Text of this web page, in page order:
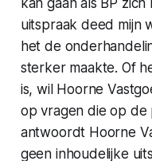
uitspraak deed mijn
het de
sterker maakte. Of
is, wil Hoorne
op vragen die op de
antwoordt Hoorne
geen inhoudelijke